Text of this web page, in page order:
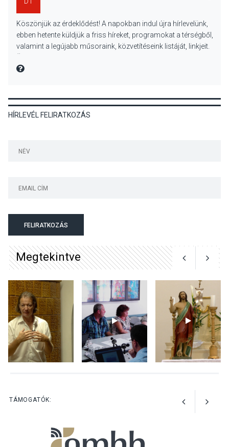
Színek, közösség és
hagyomány – kiállítás
nyitotta meg az idei Irány
KULTÚRA 2026 AUG 05
Mordái folk-rock koncert
kínálnak a szabadtéri
Szeptembertől emelkednek
a parkolási díjak
Szentendrén
KÖZÉLET 2026 AUG 05
Köszönjük az érdeklődést! A napokban indul újra hírlevelünk,
ebben hetente küldjük a friss híreket, programokat a térségből,
valamint a legújabb műsoraink, közvetítéseink listáját, linkjeit.
MIRE MONDTA
HÍRLEVÉL FELIRATKOZÁS
FELIRATKOZÁS
Megtekintve
TÁMOGATÓK: